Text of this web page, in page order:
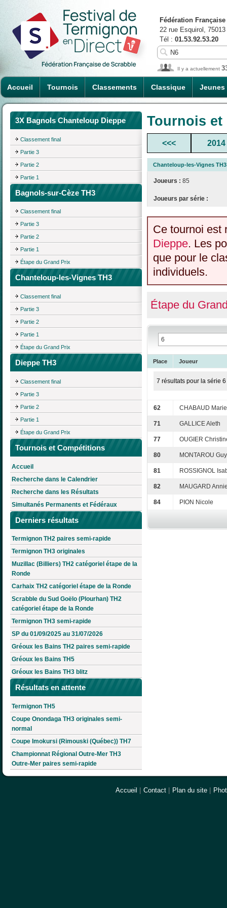
Accueil Tournois Classements Classique Jeunes
Fédération
22 rue Esquirol,
Tél : 01.53.92.53.20
Il y a actuellement
3X Bagnols Chanteloup Dieppe
Classement final
Partie 3
Partie 2
Partie 1
Bagnols-sur-Cèze TH3
Classement final
Partie 3
Partie 2
Partie 1
Étape du Grand Prix
Chanteloup-les-Vignes TH3
Classement final
Partie 3
Partie 2
Partie 1
Étape du Grand Prix
Dieppe TH3
Classement final
Partie 3
Partie 2
Partie 1
Étape du Grand Prix
Tournois et Compétitions
Accueil
Recherche dans le Calendrier
Recherche dans les Résultats
Simultanés Permanents et Fédéraux
Derniers résultats
Termignon TH2 paires semi-rapide
Termignon TH3 originales
Muzillac (Billiers) TH2 catégoriel étape de la
Ronde
Carhaix TH2 catégoriel étape de la Ronde
Scrabble du Sud Goëlo (Plourhan) TH2
catégoriel étape de la Ronde
Termignon TH3 semi-rapide
SP du 01/09/2025 au 31/07/2026
Gréoux les Bains TH2 paires semi-rapide
Gréoux les Bains TH5
Gréoux les Bains TH3 blitz
Résultats en attente
Termignon TH5
Coupe Onondaga TH3 originales semi-
normal
Coupe Imokursi (Rimouski (Québec)) TH7
Championnat Régional Outre-Mer TH3
Outre-Mer paires semi-rapide
Tournois
<<< 2014
Chanteloup-les-Vignes TH3
Joueurs : 85
Joueurs par série :
Ce tournoi est
Dieppe. Les
que pour le
individuels.
Étape du
Place Joueur
7 résultats pour la série 6
62 CHABAUD
71 GALLICE Aleth
77 OUGIER
80 MONTAROU Guy
81 ROSSIGNOL
82 MAUGARD
84 PION Nicole
Accueil Contact Plan du site